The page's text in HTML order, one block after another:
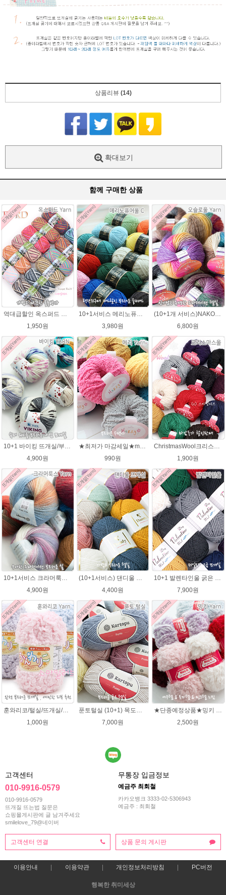
상품리뷰 (14)
확대보기
함께 구매한 상품
역대급할인 옥스퍼드 나염뜨개실 털실
1,950원
10+1서비스 메리노퓨어울 C 손뜨개질 털실 뜨개실 블랭킷뜨기실
3,980원
(10+1개 서비스)NAKO 오슬로울 그라데이션 털실 Oslo wool 뜨개실 나코오슬로울실
6,800원
10+1 바이킹 뜨개실/부드러운 나염 아기털실 목도리실 Viking Yarn
4,900원
★최저가 마감세일★merry메리/털실/수면뜨개실/뜨개질실/손뜨개실/목도리털실
990원
ChristmasWool크리스마스울 털실 손뜨개 뜨개질 뜨개실
1,900원
10+1서비스 크라머룩스 털실/부드러운 나염뜨개실 목도리뜨개질 수입 그라데이션털실
4,900원
(10+1서비스) 댄디울 뜨개실 프리미어울 뜨개질실 목도리뜨개질실
4,400원
10+1 발렌타인울 굵은 뜨개실/뜨개질실/손뜨개실/목도리털실/제일모직뜨개실
7,900원
훈와리코/털실/뜨개실/뜨개질실/손뜨개실/목도리털실/뜨게실/뜨게질/손뜨개질실
1,000원
푼토털실 (10+1) 목도리 푼토뜨개실 부드러운실
7,000원
★단종예정상품★밍키 뜨개실/ 여우실/토끼실/밍키실/페이크퍼 얀
2,500원
고객센터
010-9916-0579
010-9916-0579
뜨개질 뜨는법 질문은
쇼핑몰게시판에 글 남겨주세요
smilelove_79@네이버
무통장 입금정보
예금주 최회철
카카오뱅크 3333-02-5306943
예금주 : 최회철
고객센터 연결 상품 문의 게시판
이용안내 이용약관 개인정보처리방침 PC버전
행복한 취미세상